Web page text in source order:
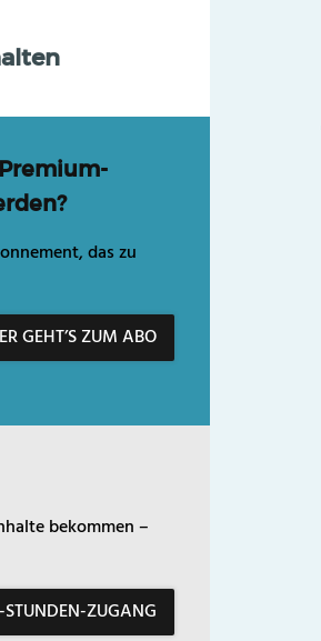
das zu
GEHT’S ZUM ABO
bekommen –
STUNDEN-ZUGANG